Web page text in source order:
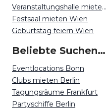
Veranstaltungshalle mieten Wien
Festsaal mieten Wien
Geburtstag feiern Wien
Beliebte Suchen auf Event Inc
Eventlocations Bonn
Clubs mieten Berlin
Tagungsräume Frankfurt
Partyschiffe Berlin